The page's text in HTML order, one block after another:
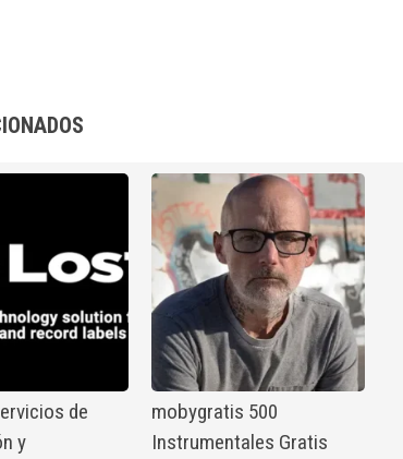
de
y
mobygratis 500
Instrumentales Gratis